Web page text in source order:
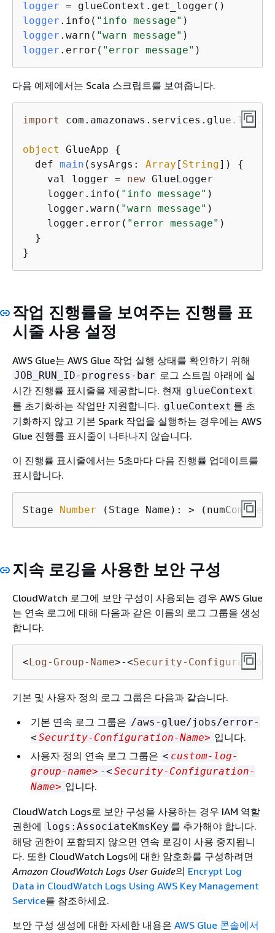
logger
logger .info( "info message"
logger .warn( "warn message"
logger .error( "error message"
다음 예제에서는 Scala 스크립트를 보여줍니다.
import
object GlueApp {
  def
main ( sysArgs: Array [ String] )
{
    val logger =
new GlueLogger
    logger.info(
"info message" )
    logger.warn(
"warn message" )
    logger.error(
"error message" )
  }
작업 진행률을 보여주는 진행률 표
시줄 사용 설정
AWS Glue는 AWS Glue 작업 실행 상태를 확인하기 위해
JOB_RUN_ID-progress-bar 로그 스트림 아래에 실
시간 진행률 표시줄을 제공합니다. 현재 glueContext
를 초기화하는 작업만 지원합니다. glueContext 를 초
기화하지 않고 기본 Spark 작업을 실행하는 경우에는 AWS
Glue 진행률 표시줄이 나타나지 않습니다.
이 진행률 표시줄에서는 5초마다 다음 진행률 업데이트를
표시합니다.
Stage Number (Stage Name): >
지속 로깅을 사용한 보안 구성
CloudWatch 로그에 보안 구성이 사용되는 경우 AWS Glue
는 연속 로그에 대해 다음과 같은 이름의 로그 그룹을 생성
합니다.
<Log-Group-Name>-<Security-Configuration-
기본 및 사용자 정의 로그 그룹은 다음과 같습니다.
기본 연속 로그 그룹은 /aws-glue/jobs/error-
< Security-Configuration-Name> 입니다.
사용자 정의 연속 로그 그룹은 < custom-log-
group-name> -< Security-Configuration-
Name> 입니다.
CloudWatch Logs로 보안 구성을 사용하는 경우 IAM 역할
권한에 logs:AssociateKmsKey 를 추가해야 합니다.
해당 권한이 포함되지 않으면 연속 로깅이 사용 중지됩니
다. 또한 CloudWatch Logs에 대한 암호화를 구성하려면
Amazon CloudWatch Logs User Guide의 Encrypt Log
Data in CloudWatch Logs Using AWS Key Management
Service를 참조하세요.
보안 구성 생성에 대한 자세한 내용은 AWS Glue 콘솔에서